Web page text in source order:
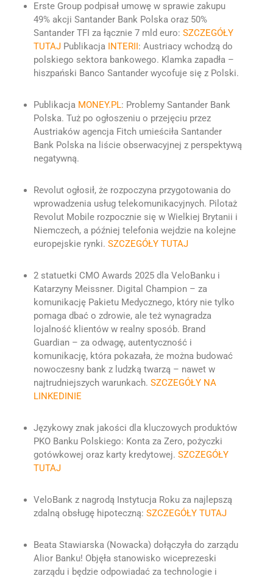
Erste Group podpisał umowę w sprawie zakupu
49% akcji Santander Bank Polska oraz 50%
Santander TFI za łącznie 7 mld euro: SZCZEGÓŁY
TUTAJ Publikacja INTERII: Austriacy wchodzą do
polskiego sektora bankowego. Klamka zapadła –
hiszpański Banco Santander wycofuje się z Polski.
Publikacja MONEY.PL: Problemy Santander Bank
Polska. Tuż po ogłoszeniu o przejęciu przez
Austriaków agencja Fitch umieściła Santander
Bank Polska na liście obserwacyjnej z perspektywą
negatywną.
Revolut ogłosił, że rozpoczyna przygotowania do
wprowadzenia usług telekomunikacyjnych. Pilotaż
Revolut Mobile rozpocznie się w Wielkiej Brytanii i
Niemczech, a później telefonia wejdzie na kolejne
europejskie rynki. SZCZEGÓŁY TUTAJ
2 statuetki CMO Awards 2025 dla VeloBanku i
Katarzyny Meissner. Digital Champion – za
komunikację Pakietu Medycznego, który nie tylko
pomaga dbać o zdrowie, ale też wynagradza
lojalność klientów w realny sposób. Brand
Guardian – za odwagę, autentyczność i
komunikację, która pokazała, że można budować
nowoczesny bank z ludzką twarzą – nawet w
najtrudniejszych warunkach. SZCZEGÓŁY NA
LINKEDINIE
Językowy znak jakości dla kluczowych produktów
PKO Banku Polskiego: Konta za Zero, pożyczki
gotówkowej oraz karty kredytowej. SZCZEGÓŁY
TUTAJ
VeloBank z nagrodą Instytucja Roku za najlepszą
zdalną obsługę hipoteczną: SZCZEGÓŁY TUTAJ
Beata Stawiarska (Nowacka) dołączyła do zarządu
Alior Banku! Objęła stanowisko wiceprezeski
zarządu i będzie odpowiadać za technologie i